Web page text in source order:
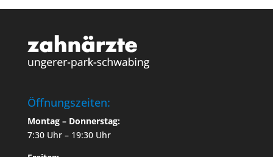
Öffnungszeiten:
Montag – Donnerstag:
7:30 Uhr – 19:30 Uhr